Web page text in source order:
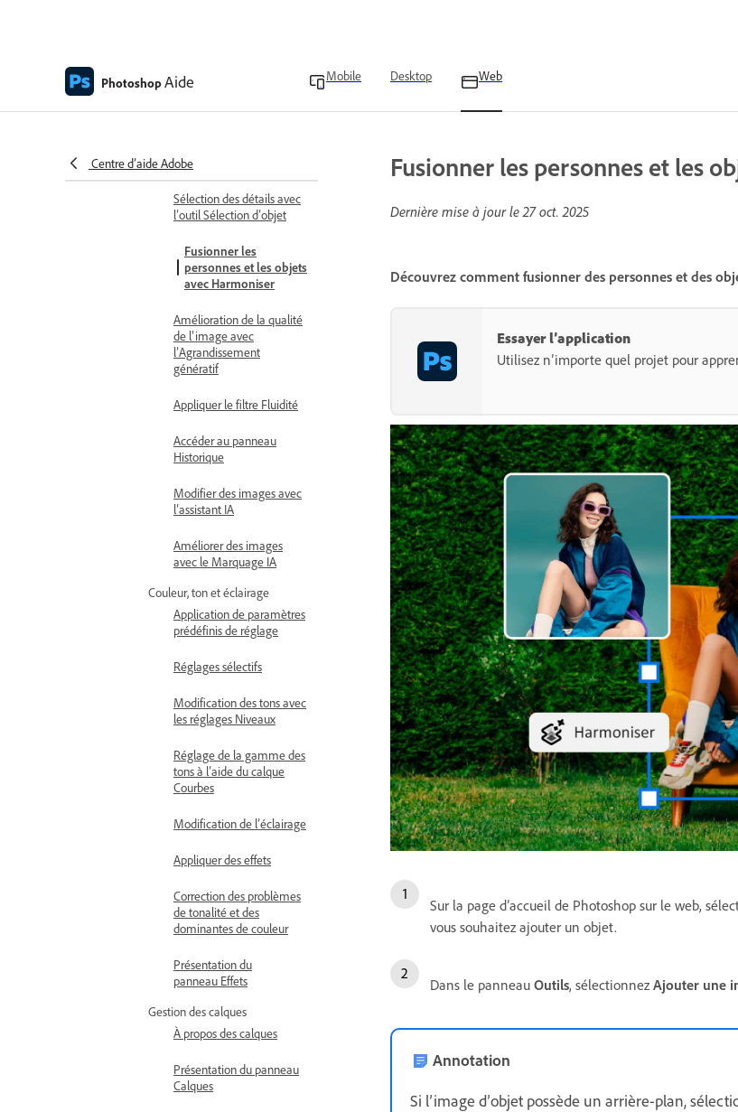
PhotoshopAide Mobile Desktop Web
Centre d’aide Adobe
distractions
remplissage
Sélection des détails avec
l’outil Sélection d’objet
Fusionner les
personnes et les objets
avec Harmoniser
Amélioration de la qualité
de l’image avec
l’Agrandissement
génératif
Appliquer le filtre Fluidité
Accéder au panneau
Historique
Modifier des images avec
l’assistant IA
Améliorer des images
avec le Marquage IA
Couleur, ton et éclairage
Application de paramètres
prédéfinis de réglage
Réglages sélectifs
Modification des tons avec
les réglages Niveaux
Réglage de la gamme des
tons à l’aide du calque
Courbes
Modification de l’éclairage
Appliquer des effets
Correction des problèmes
de tonalité et des
dominantes de couleur
Présentation du
panneau Effets
Gestion des calques
À propos des calques
Présentation du panneau
Calques
Fusionner les personnes et les
Dernière mise à jour le27 oct. 2025
Découvrez comment fusionner des personnes et des
Essayer l’application
Utilisez n’importe quel projet pour
Sur la page d’accueil de Photoshop sur le web,
vous souhaitez ajouter un objet.
Dans le panneau Outils, sélectionnezAjouter une
Annotation
Si l’image d’objet possède un arrière-plan,